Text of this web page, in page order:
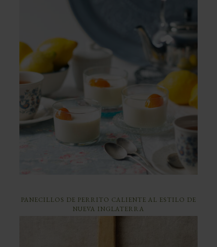
PANECILLOS DE PERRITO CALIENTE AL ESTILO DE
NUEVA INGLATERRA